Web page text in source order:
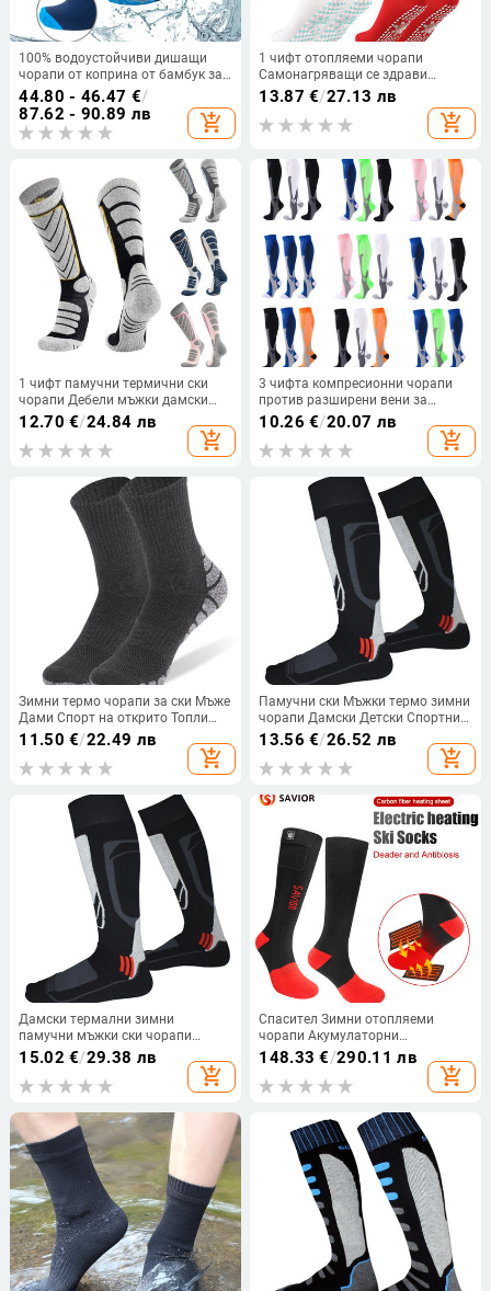
100% водоустойчиви дишащи
чорапи от коприна от бамбук за
туризъм, лов, ски, риболов,
безшевни спортове на открито,
унисекс дропшиппинг
44.80 - 46.47 €/
87.62 - 90.89 лв
add_shopping_cart
1 чифт отопляеми чорапи
Самонагряващи се здрави
чорапи Магнитни удобни
дишащи зимни топли унисекс
отопляеми памучни чорапи
13.87 €/27.13 лв
add_shopping_cart
1 чифт памучни термични ски
чорапи Дебели мъжки дамски
зимни дълги топли
компресионни чорапи за
туризъм Сноуборд катерене
12.70 €/24.84 лв
add_shopping_cart
3 чифта компресионни чорапи
против разширени вени за
облекчаване на болката в
краката Мъжки дамски спортни
чорапи против умора
облекчаване на болката
10.26 €/20.07 лв
add_shopping_cart
Зимни термо чорапи за ски Мъже
Дами Спорт на открито Топли
чорапи Сноуборд Катерене
Туризъм Термочорапи EU 35-47
11.50 €/22.49 лв
add_shopping_cart
Памучни ски Мъжки термо зимни
чорапи Дамски Детски Спортни
чорапи Сноуборд Колоездене
Възрастни Ски По-дебели
крачоли Топли
13.56 €/26.52 лв
add_shopping_cart
Дамски термални зимни
памучни мъжки ски чорапи
Детски спортни чорапи Сноуборд
Колоездене Възрастни Ски По-
дебели крачоли Топли
15.02 €/29.38 лв
add_shopping_cart
Спасител Зимни отопляеми
чорапи Акумулаторни
електрически отопляеми ски
чорапи Жени Мъже Термос
Сноуборд Чорапи Отопление
148.33 €/290.11 лв
add_shopping_cart